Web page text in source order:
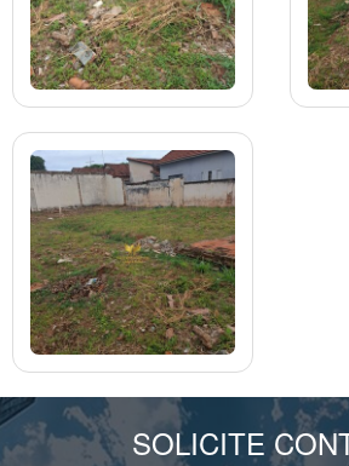
SOLICITE